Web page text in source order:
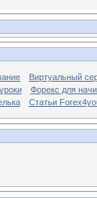
Виртуальный
Форекс для
Статьи